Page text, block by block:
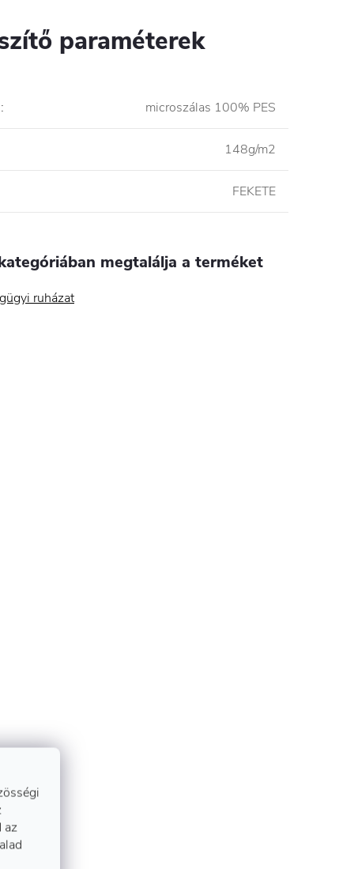
az
paraméterek
: microszálas 100% PES
148g/m2
FEKETE
megtalálja a terméket
ruházat